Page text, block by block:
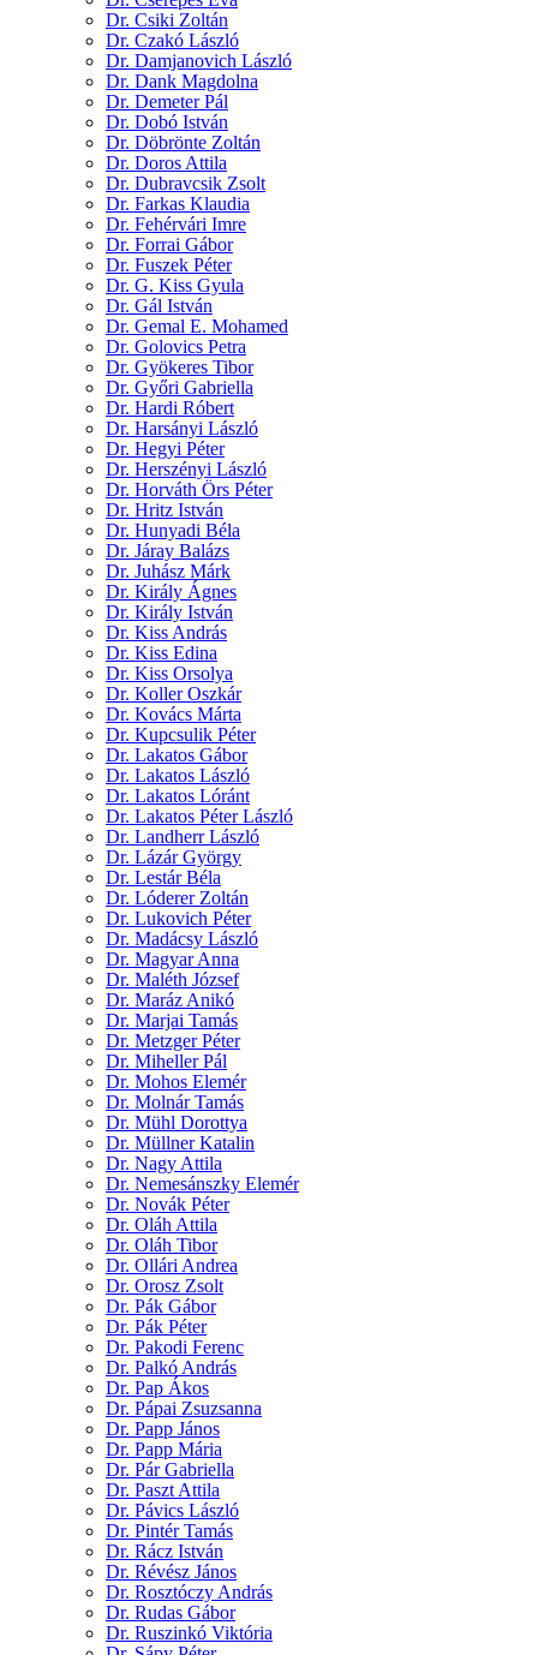
Dr. Csiki Zoltán
Dr. Czakó László
Dr. Damjanovich László
Dr. Dank Magdolna
Dr. Demeter Pál
Dr. Dobó István
Dr. Döbrönte Zoltán
Dr. Doros Attila
Dr. Dubravcsik Zsolt
Dr. Farkas Klaudia
Dr. Fehérvári Imre
Dr. Forrai Gábor
Dr. Fuszek Péter
Dr. G. Kiss Gyula
Dr. Gál István
Dr. Gemal E. Mohamed
Dr. Golovics Petra
Dr. Gyökeres Tibor
Dr. Győri Gabriella
Dr. Hardi Róbert
Dr. Harsányi László
Dr. Hegyi Péter
Dr. Herszényi László
Dr. Horváth Örs Péter
Dr. Hritz István
Dr. Hunyadi Béla
Dr. Járay Balázs
Dr. Juhász Márk
Dr. Király Ágnes
Dr. Király István
Dr. Kiss András
Dr. Kiss Edina
Dr. Kiss Orsolya
Dr. Koller Oszkár
Dr. Kovács Márta
Dr. Kupcsulik Péter
Dr. Lakatos Gábor
Dr. Lakatos László
Dr. Lakatos Lóránt
Dr. Lakatos Péter László
Dr. Landherr László
Dr. Lázár György
Dr. Lestár Béla
Dr. Lóderer Zoltán
Dr. Lukovich Péter
Dr. Madácsy László
Dr. Magyar Anna
Dr. Maléth József
Dr. Maráz Anikó
Dr. Marjai Tamás
Dr. Metzger Péter
Dr. Miheller Pál
Dr. Mohos Elemér
Dr. Molnár Tamás
Dr. Mühl Dorottya
Dr. Müllner Katalin
Dr. Nagy Attila
Dr. Nemesánszky Elemér
Dr. Novák Péter
Dr. Oláh Attila
Dr. Oláh Tibor
Dr. Ollári Andrea
Dr. Orosz Zsolt
Dr. Pák Gábor
Dr. Pák Péter
Dr. Pakodi Ferenc
Dr. Palkó András
Dr. Pap Ákos
Dr. Pápai Zsuzsanna
Dr. Papp János
Dr. Papp Mária
Dr. Pár Gabriella
Dr. Paszt Attila
Dr. Pávics László
Dr. Pintér Tamás
Dr. Rácz István
Dr. Révész János
Dr. Rosztóczy András
Dr. Rudas Gábor
Dr. Ruszinkó Viktória